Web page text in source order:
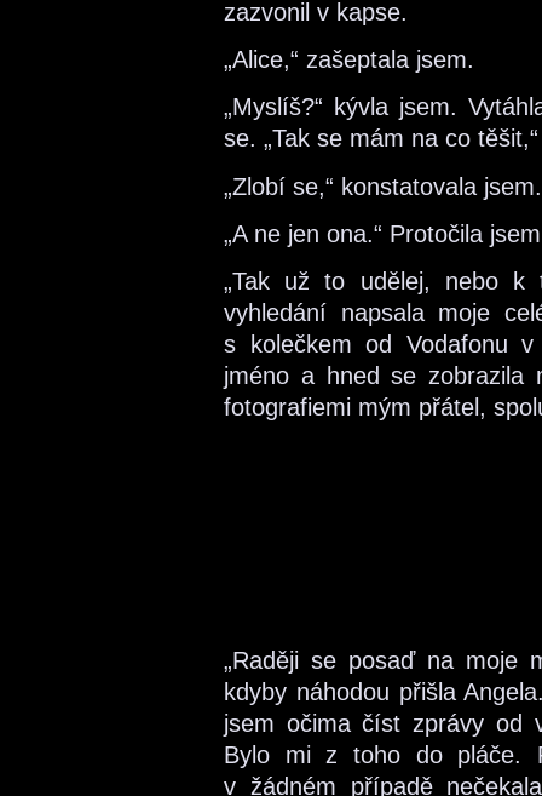
zazvonil v kapse.
„Alice,“ zašeptala jsem.
„Myslíš?“ kývla jsem.
se. „Tak se mám na co
„Zlobí se,“ konstatovala jsem.
„A ne jen ona.“ Protočila
„Tak už to udělej, nebo k
vyhledání napsala moje
s kolečkem od Vodafonu
jméno a hned se zobrazila
fotografiemi mým přátel,
„Raději se posaď na moje
kdyby náhodou přišla
jsem očima číst zprávy od
Bylo mi z toho do pláče.
v žádném případě